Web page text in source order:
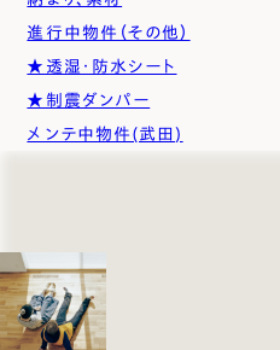
進行中物件（その他）
★透湿・防水シート
★制震ダンパー
メンテ中物件(武田)